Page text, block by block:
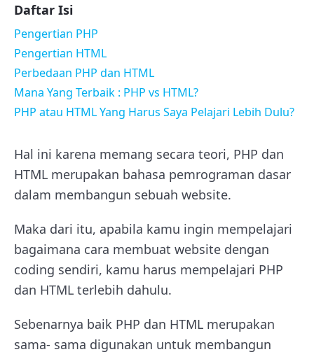
Daftar Isi
Pengertian PHP
Pengertian HTML
Perbedaan PHP dan HTML
Mana Yang Terbaik : PHP vs HTML?
PHP atau HTML Yang Harus Saya Pelajari Lebih Dulu?
Hal ini karena memang secara teori, PHP dan
HTML merupakan bahasa pemrograman dasar
dalam membangun sebuah website.
Maka dari itu, apabila kamu ingin mempelajari
bagaimana cara membuat website dengan
coding sendiri, kamu harus mempelajari PHP
dan HTML terlebih dahulu.
Sebenarnya baik PHP dan HTML merupakan
sama- sama digunakan untuk membangun